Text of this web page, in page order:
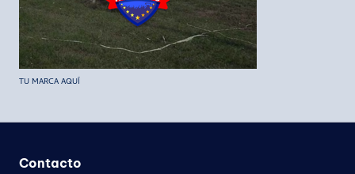
TU MARCA AQUÍ
Contacto